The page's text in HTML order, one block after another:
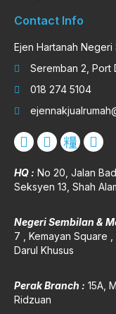
Contact Info
Ejen Hartanah Negeri
Seremban 2, Port
018 274 5104
HQ : No 20, Jalan
Seksyen 13, Shah
Negeri Sembilan &
7 , Kemayan Square
Darul Khusus
Perak Branch : 15A,
Ridzuan